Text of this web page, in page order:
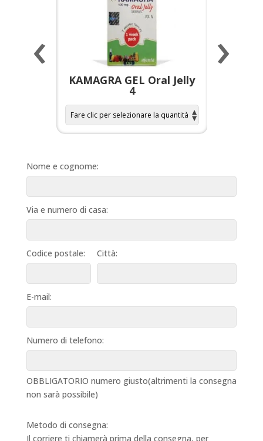
KAMAGRA GEL Oral Jelly
4
‹ ›
Nome e cognome:
Via e numero di casa:
Codice postale: Città:
E-mail:
Numero di telefono:
OBBLIGATORIO numero giusto(altrimenti la consegna
non sarà possibile)
Metodo di consegna:
Il corriere ti chiamerà prima della consegna, per